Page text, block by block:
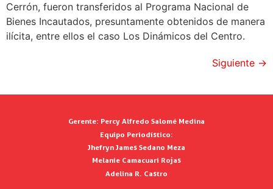
Cerrón, fueron transferidos al Programa Nacional de
Bienes Incautados, presuntamente obtenidos de manera
ilícita, entre ellos el caso Los Dinámicos del Centro.
Siguiente →
Gerente: Percy Alfredo Salomé Medina
Equipo Periodístico:
Jhefryn James Sedano Meza
Melanie Camacuari Rojas
Adelina R. Castro